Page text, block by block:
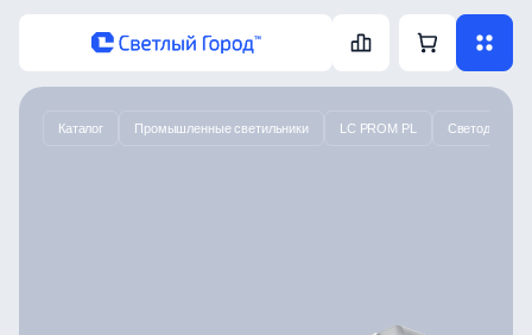
Каталог Промышленные светильники LC PROM PL